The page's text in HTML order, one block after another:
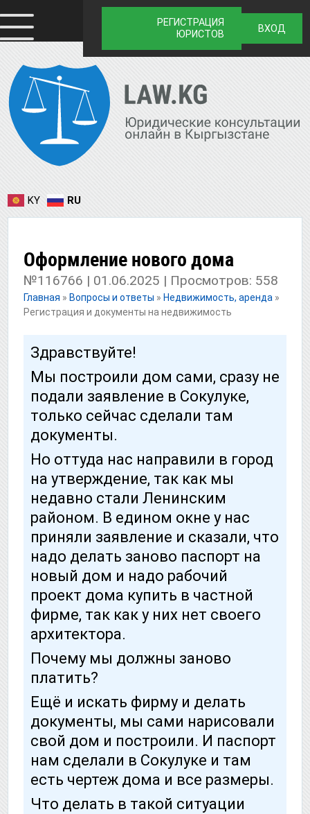
РЕГИСТРАЦИЯ
ЮРИСТОВ
ВХОД
KY RU
Оформление нового дома
№116766 | 01.06.2025 | Просмотров: 558
Главная » Вопросы и ответы » Недвижимость, аренда »
Регистрация и документы на недвижимость
Здравствуйте!
Мы построили дом сами, сразу не
подали заявление в Сокулуке,
только сейчас сделали там
документы.
Но оттуда нас направили в город
на утверждение, так как мы
недавно стали Ленинским
районом. В едином окне у нас
приняли заявление и сказали, что
надо делать заново паспорт на
новый дом и надо рабочий
проект дома купить в частной
фирме, так как у них нет своего
архитектора.
Почему мы должны заново
платить?
Ещё и искать фирму и делать
документы, мы сами нарисовали
свой дом и построили. И паспорт
нам сделали в Сокулуке и там
есть чертеж дома и все размеры.
Что делать в такой ситуации